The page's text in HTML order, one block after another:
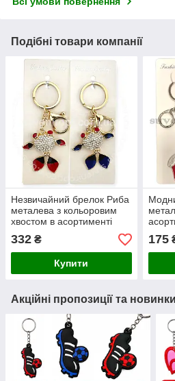
Подібні товари компанії
Незвичайний брелок Риба
металева з кольоровим
хвостом в асортименті
332 ₴
Купити
175
Акційні пропозиції та новинки